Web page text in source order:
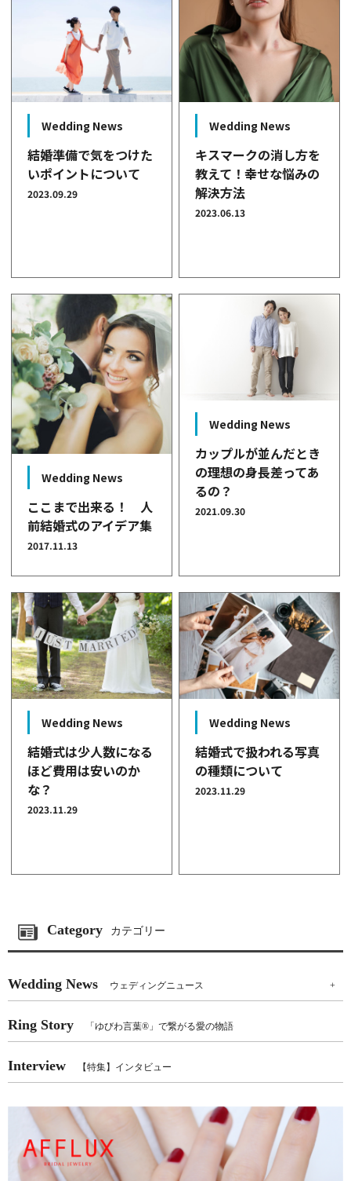
Wedding News
結婚準備で気をつけた
いポイントについて
2023.09.29
Wedding News
キスマークの消し方を
教えて！幸せな悩みの
解決方法
2023.06.13
Wedding News
ここまで出来る！ 人
前結婚式のアイデア集
2017.11.13
Wedding News
カップルが並んだとき
の理想の身長差ってあ
るの？
2021.09.30
Wedding News
結婚式は少人数になる
ほど費用は安いのか
な？
2023.11.29
Wedding News
結婚式で扱われる写真
の種類について
2023.11.29
Category カテゴリー
Wedding News ウェディングニュース +
Ring Story 「ゆびわ言葉®」で繋がる愛の物語
Interview 【特集】インタビュー